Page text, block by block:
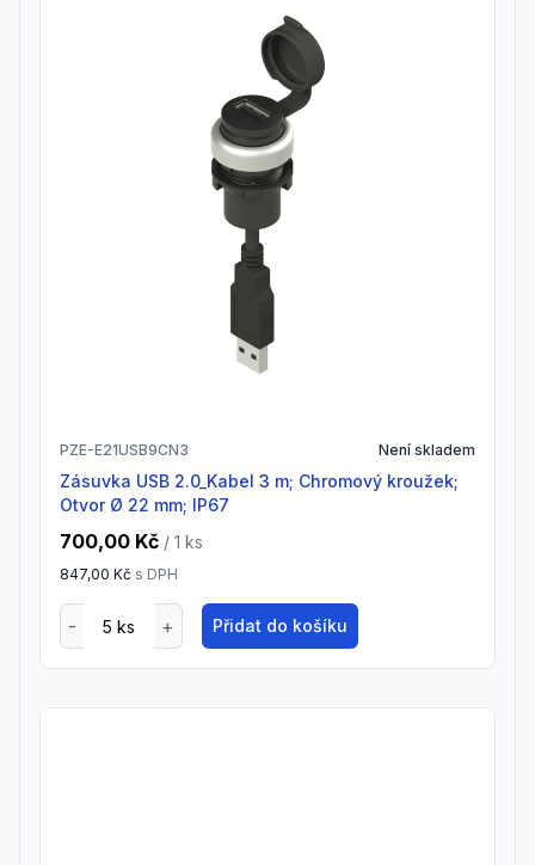
PZE-E21USB9CN3 Není skladem
Zásuvka USB 2.0_Kabel 3 m; Chromový kroužek;
Otvor Ø 22 mm; IP67
700,00 Kč / 1 ks
847,00 Kč s DPH
Přidat do košíku